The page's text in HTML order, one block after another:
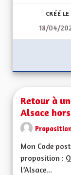
CRÉÉ LE
18/04/
Retour à
Alsace
Mon Code
proposition :
l’Alsace...